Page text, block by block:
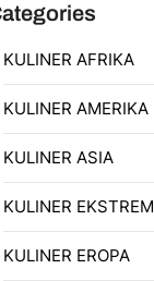
KULINER AFRIKA
KULINER AMERIKA
KULINER ASIA
KULINER EKSTREM
KULINER EROPA